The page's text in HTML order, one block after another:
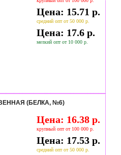
Цена: 15.71 р.
средний опт от 50 000 р.
Цена: 17.6 р.
мелкий опт от 10 000 р.
(БЕЛКА, №6)
Цена: 16.38 р.
крупный опт от 100 000 р.
Цена: 17.53 р.
средний опт от 50 000 р.